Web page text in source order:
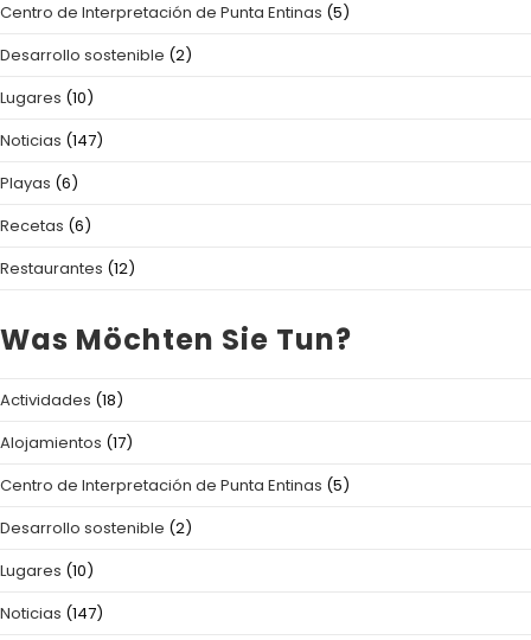
Centro de Interpretación de Punta Entinas (5)
Desarrollo sostenible (2)
Lugares (10)
Noticias (147)
Playas (6)
Recetas (6)
Restaurantes (12)
Was Möchten Sie Tun?
Actividades (18)
Alojamientos (17)
Centro de Interpretación de Punta Entinas (5)
Desarrollo sostenible (2)
Lugares (10)
Noticias (147)